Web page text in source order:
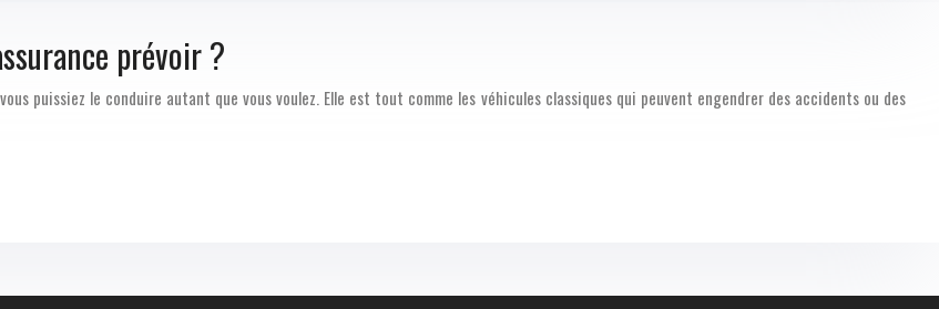
prévoir ?
puissiez le conduire autant que vous voulez. Elle est tout comme les véhicules classiques qui peuvent engendrer des accidents ou des